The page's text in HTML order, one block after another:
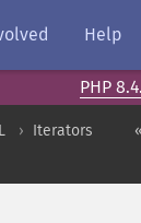
Help
PHP
Iterators